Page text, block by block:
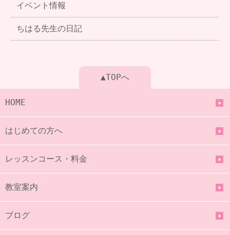
イベント情報
ちはる先生の日記
▲TOPへ
HOME
はじめての方へ
レッスンコース・料金
教室案内
ブログ